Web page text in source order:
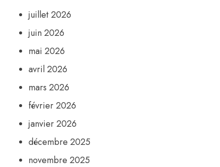
juillet 2026
juin 2026
mai 2026
avril 2026
mars 2026
février 2026
janvier 2026
décembre 2025
novembre 2025